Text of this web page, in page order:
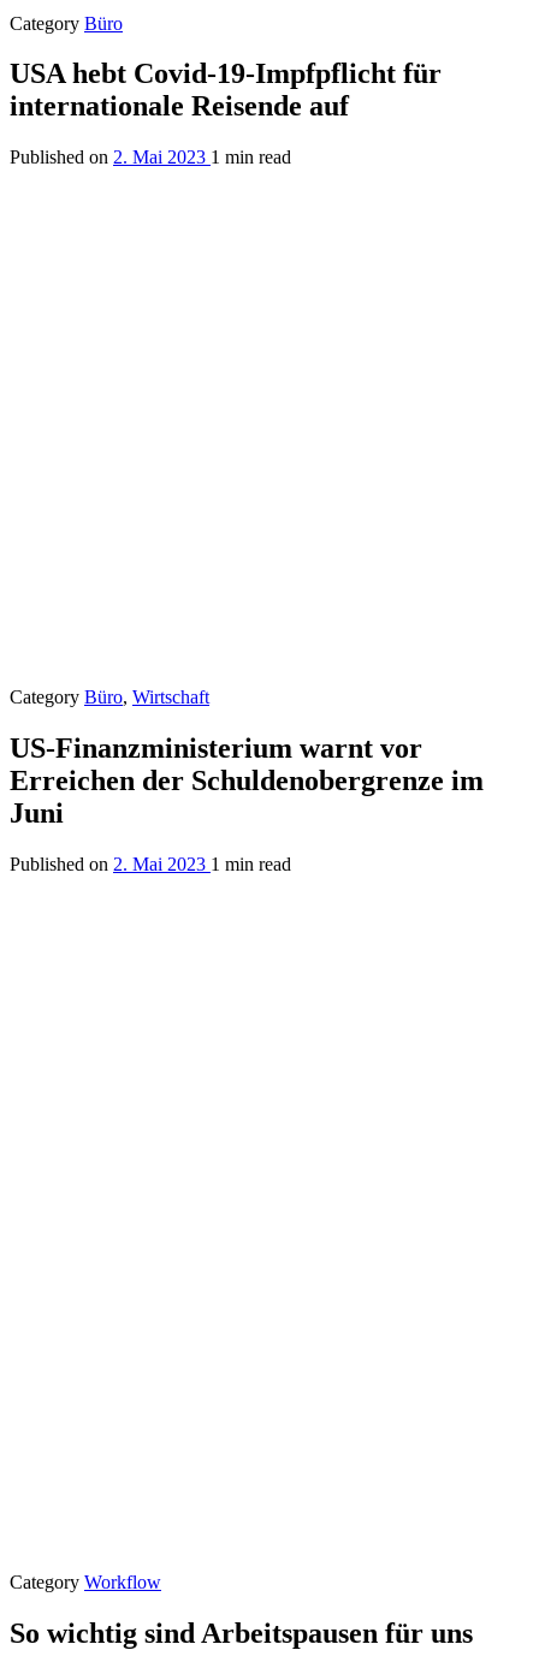
Category Büro
USA hebt Covid-19-Impfpflicht für
internationale Reisende auf
Published on 2. Mai 2023 1 min read
Category Büro, Wirtschaft
US-Finanzministerium warnt vor
Erreichen der Schuldenobergrenze im
Juni
Published on 2. Mai 2023 1 min read
Category Workflow
So wichtig sind Arbeitspausen für uns